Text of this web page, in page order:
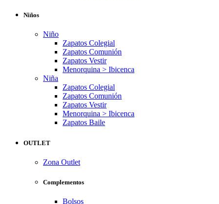
Niños
Niño
Zapatos Colegial
Zapatos Comunión
Zapatos Vestir
Menorquina > Ibicenca
Niña
Zapatos Colegial
Zapatos Comunión
Zapatos Vestir
Menorquina > Ibicenca
Zapatos Baile
OUTLET
Zona Outlet
Complementos
Bolsos